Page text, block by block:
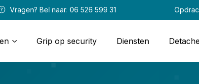
Vragen? Bel naar: 06 526 599 31
Grip op security Diensten